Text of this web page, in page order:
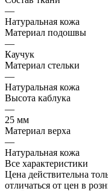
—
Натуральная кожа
Материал подошвы
—
Каучук
Материал стельки
—
Натуральная кожа
Высота каблука
—
25 мм
Материал верха
—
Натуральная кожа
Все характеристики
Цена действительна
отличаться от цен в